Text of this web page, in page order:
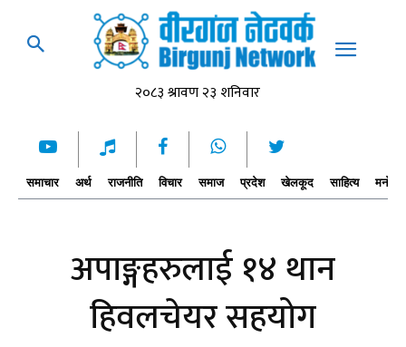
समाचार अर्थ राजनीति विचार समाज प्रदेश खेलकूद साहित्य
अपाङ्गहरुलाई १४ थान
हिवलचेयर सहयोग